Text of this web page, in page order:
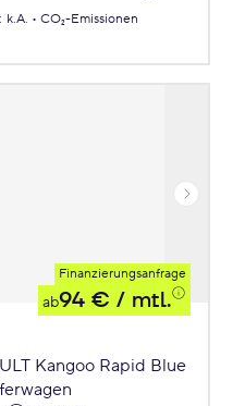
: k.A.
CO₂-Emissionen
Finanzierungsanfrage
ab94 € / mtl.
Kangoo Rapid Blue